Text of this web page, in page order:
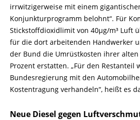
irrwitzigerweise mit einem
Konjunkturprogramm belohnt“. Für
Stickstoffdioxidlimit von 40μg/m³ Luft
für die dort arbeitenden Handwerker
der Bund die Umrüstkosten ihrer alten
Prozent erstatten. „Für den Restanteil
Bundesregierung mit den
Kostentragung verhandeln“, heißt es
Neue Diesel gegen